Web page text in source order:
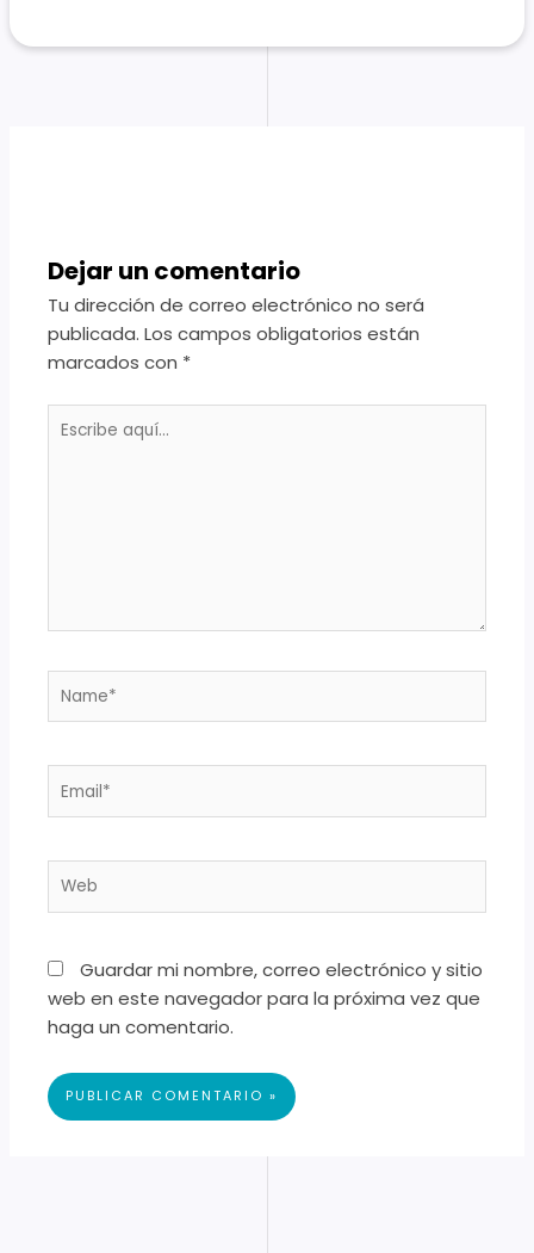
Dejar un comentario
Tu dirección de correo electrónico no será
publicada. Los campos obligatorios están
marcados con *
Escribe
Email*
Web
Guardar mi nombre, correo electrónico y sitio
web en este navegador para la próxima vez que
haga un comentario.